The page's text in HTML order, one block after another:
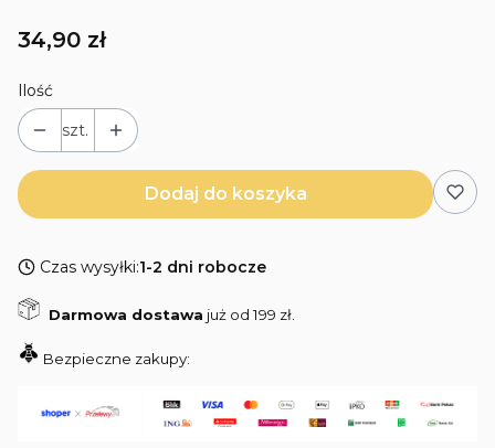
Cena
34,90 zł
Ilość
szt.
Dodaj do koszyka
Czas wysyłki:1-2 dni robocze
Darmowa dostawa już od 199 zł.
Bezpieczne zakupy: